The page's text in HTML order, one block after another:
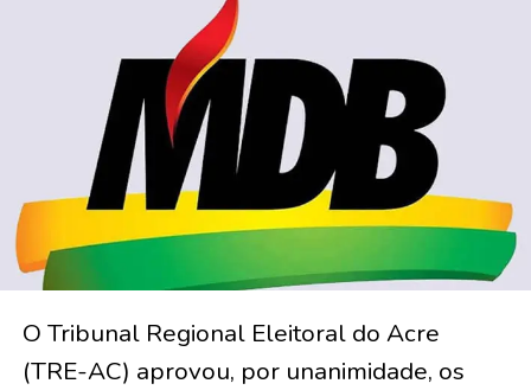
O Tribunal Regional Eleitoral do Acre
(TRE-AC) aprovou, por unanimidade, os